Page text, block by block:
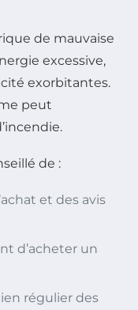
de mauvaise
excessive,
exorbitantes.
peut
de :
et des avis
d’acheter un
régulier des